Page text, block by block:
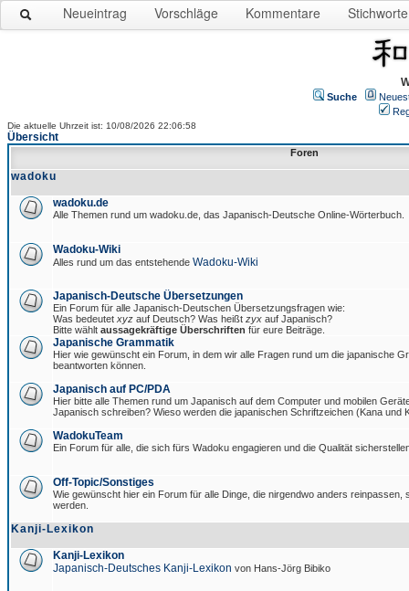
Neueintrag Vorschläge Kommentare Stichworte
Suche
Die aktuelle Uhrzeit ist: 10/08/2026 22:06:58
Übersicht
Foren
wadoku
wadoku.de
Alle Themen rund um wadoku.de, das Japanisch-Deutsche Online-Wörterbuch.
Wadoku-Wiki
Alles rund um das entstehende Wadoku-Wiki
Japanisch-Deutsche Übersetzungen
Ein Forum für alle Japanisch-Deutschen Übersetzungsfragen wie:
Was bedeutet xyz auf Deutsch? Was heißt zyx auf Japanisch?
Bitte wählt aussagekräftige Überschriften für eure Beiträge.
Japanische Grammatik
Hier wie gewünscht ein Forum, in dem wir alle Fragen rund um die japanische
beantworten können.
Japanisch auf PC/PDA
Hier bitte alle Themen rund um Japanisch auf dem Computer und mobilen
Japanisch schreiben? Wieso werden die japanischen Schriftzeichen (Kana und
WadokuTeam
Ein Forum für alle, die sich fürs Wadoku engagieren und die Qualität
Off-Topic/Sonstiges
Wie gewünscht hier ein Forum für alle Dinge, die nirgendwo anders reinpassen,
werden.
Kanji-Lexikon
Kanji-Lexikon
Japanisch-Deutsches Kanji-Lexikon von Hans-Jörg Bibiko